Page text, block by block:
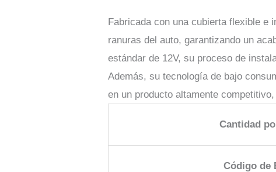
Fabricada con una cubierta flexible e
ranuras del auto, garantizando un
estándar de 12V, su proceso de
Además, su tecnología de bajo
en un producto altamente
Cantidad
Código de